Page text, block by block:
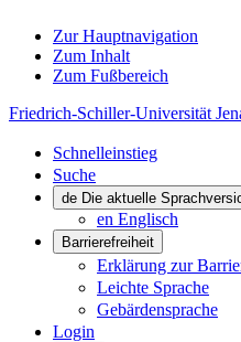
Zur Hauptnavigation
Zum Inhalt
Zum Fußbereich
Friedrich-Schiller-Universität
Schnelleinstieg
Suche
de Die aktuelle
en Englisch
Barrierefreiheit
Erklärung zur
Leichte Sprache
Gebärdensprache
Login